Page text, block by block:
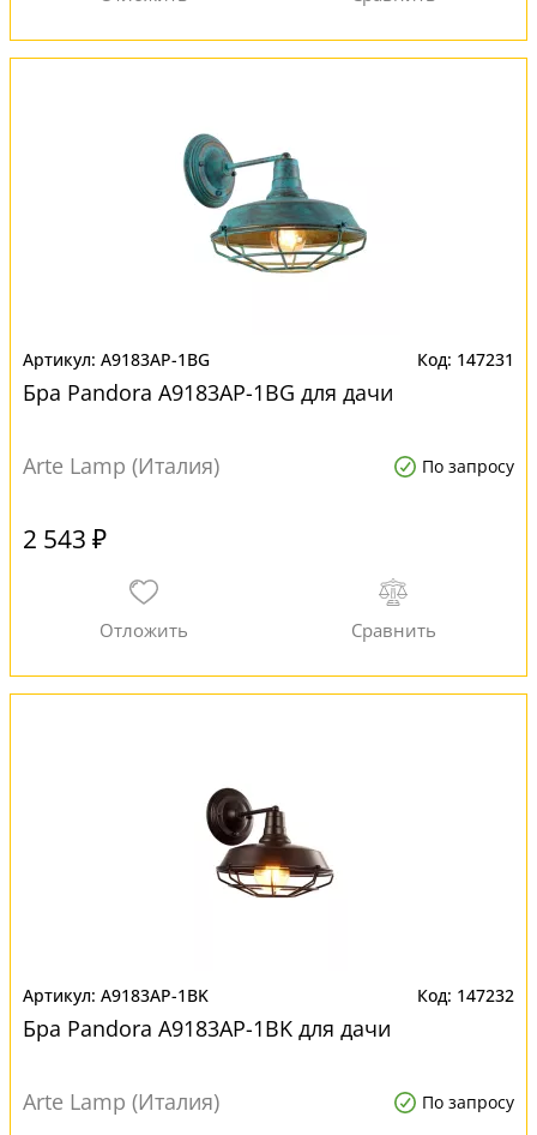
A9183AP-1BG 147231
Бра Pandora A9183AP-1BG для дачи
Arte Lamp (Италия) По запросу
2 543 ₽
A9183AP-1BK 147232
Бра Pandora A9183AP-1BK для дачи
Arte Lamp (Италия) По запросу